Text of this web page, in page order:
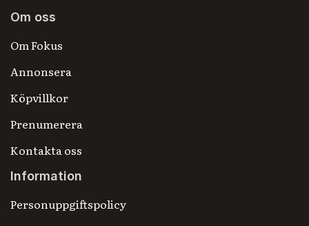
Om oss
Om Fokus
Annonsera
Köpvillkor
Prenumerera
Kontakta oss
Information
Personuppgiftspolicy